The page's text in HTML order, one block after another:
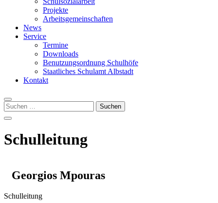
Projekte
Arbeitsgemeinschaften
News
Service
Termine
Downloads
Benutzungsordnung Schulhöfe
Staatliches Schulamt Albstadt
Kontakt
Suchen
nach:
Schulleitung
Georgios Mpouras
Schulleitung